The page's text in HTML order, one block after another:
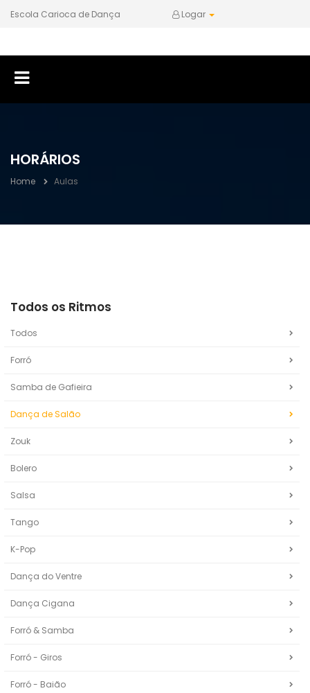
Escola Carioca de Dança Logar
HORÁRIOS
Home Aulas
Todos os Ritmos
Todos
Forró
Samba de Gafieira
Dança de Salão
Zouk
Bolero
Salsa
Tango
K-Pop
Dança do Ventre
Dança Cigana
Forró & Samba
Forró - Giros
Forró - Baião